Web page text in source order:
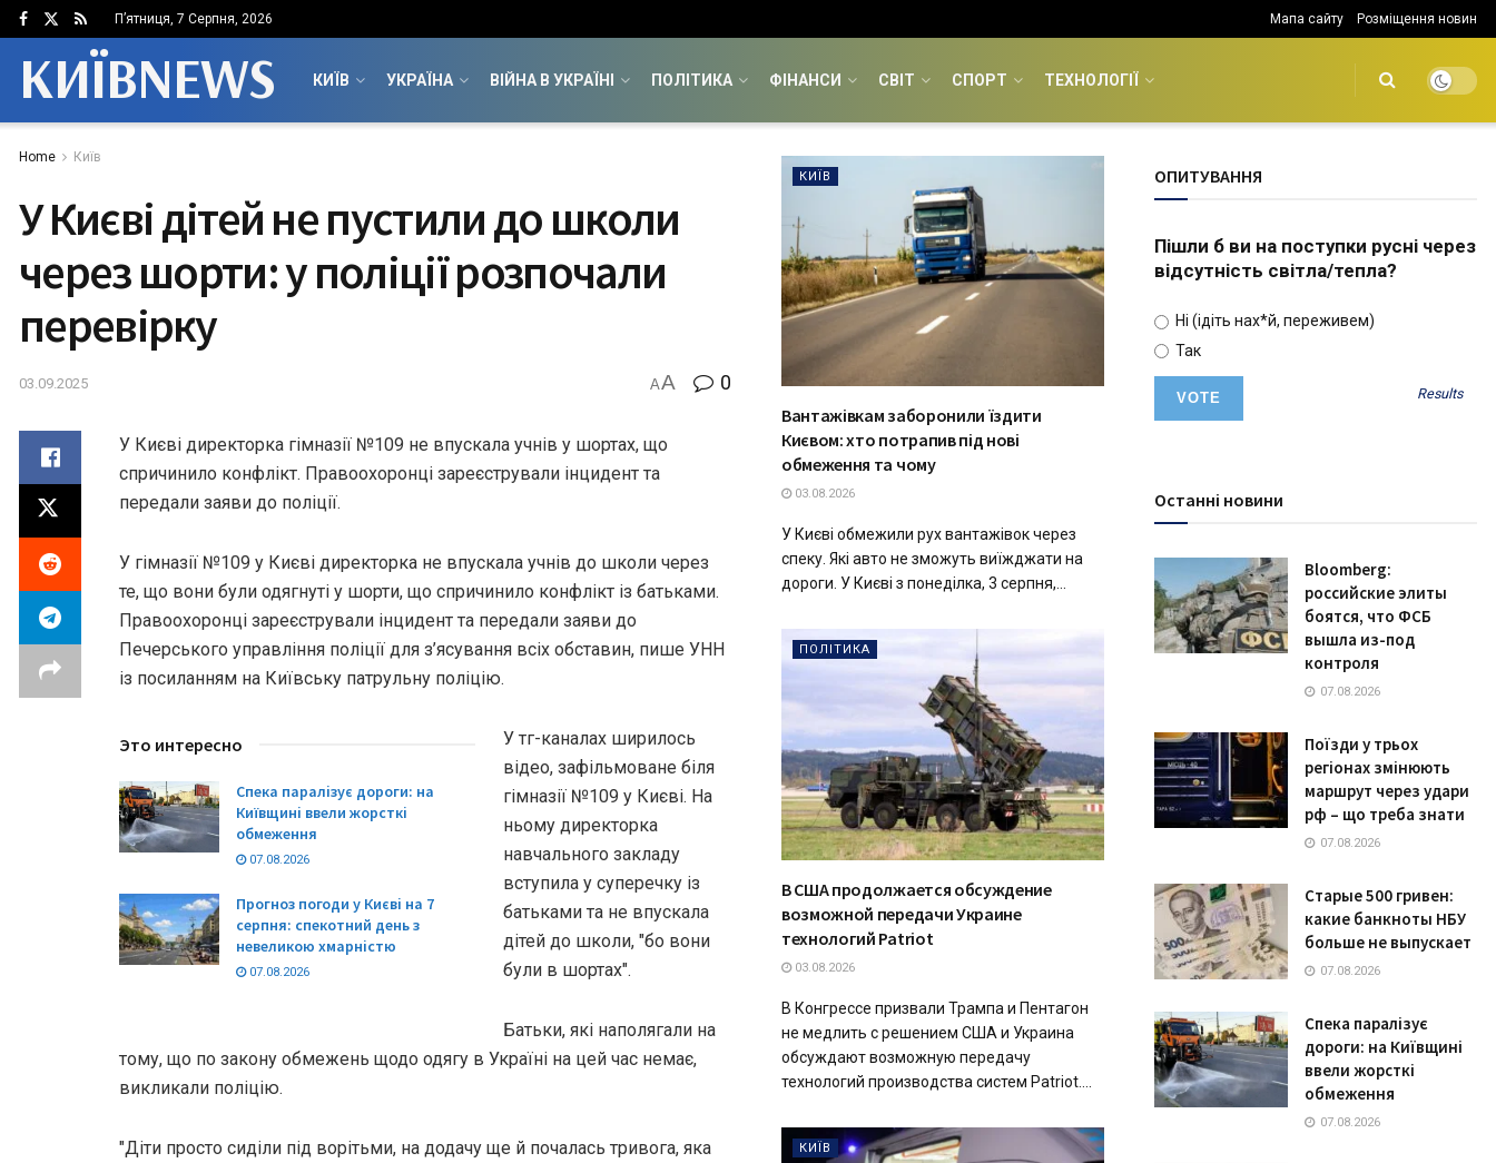
П’ятниця, 7 Серпня, 2026 Мапа сайту Розміщення новин
КИЇВNEWS КИЇВ УКРАЇНА ВІЙНА В УКРАЇНІ ПОЛІТИКА ФІНАНСИ СВІТ СПОРТ ТЕХНОЛОГІЇ
Home Київ
У Києві дітей не пустили до школи
через шорти: у поліції розпочали
перевірку
03.09.2025 AA 0
У Києві директорка гімназії №109 не впускала учнів у шортах, що
спричинило конфлікт. Правоохоронці зареєстрували інцидент та
передали заяви до поліції.
У гімназії №109 у Києві директорка не впускала учнів до школи через
те, що вони були одягнуті у шорти, що спричинило конфлікт із батьками.
Правоохоронці зареєстрували інцидент та передали заяви до
Печерського управління поліції для з’ясування всіх обставин, пише УНН
із посиланням на Київську патрульну поліцію.
Это интересно
Спека паралізує дороги: на
Київщині ввели жорсткі
обмеження
07.08.2026
Прогноз погоди у Києві на 7
серпня: спекотний день з
невеликою хмарністю
07.08.2026
У тг-каналах ширилось
відео, зафільмоване біля
гімназії №109 у Києві. На
ньому директорка
навчального закладу
вступила у суперечку із
батьками та не впускала
дітей до школи, "бо вони
були в шортах".
Батьки, які наполягали на
тому, що по закону обмежень щодо одягу в Україні на цей час немає,
викликали поліцію.
"Діти просто сиділи під ворітьми, на додачу ще й почалась тривога, яка
КИЇВ
Вантажівкам заборонили їздити
Києвом: хто потрапив під нові
обмеження та чому
03.08.2026
У Києві обмежили рух вантажівок через
спеку. Які авто не зможуть виїжджати на
дороги. У Києві з понеділка, 3 серпня,...
ПОЛІТИКА
В США продолжается обсуждение
возможной передачи Украине
технологий Patriot
03.08.2026
В Конгрессе призвали Трампа и Пентагон
не медлить с решением США и Украина
обсуждают возможную передачу
технологий производства систем Patriot....
КИЇВ
ОПИТУВАННЯ
Пішли б ви на поступки русні через
відсутність світла/тепла?
Ні (ідіть нах*й, переживем)
Так
Results
Останні новини
Bloomberg:
российские элиты
боятся, что ФСБ
вышла из-под
контроля
07.08.2026
Поїзди у трьох
регіонах змінюють
маршрут через удари
рф – що треба знати
07.08.2026
Старые 500 гривен:
какие банкноты НБУ
больше не выпускает
07.08.2026
Спека паралізує
дороги: на Київщині
ввели жорсткі
обмеження
07.08.2026